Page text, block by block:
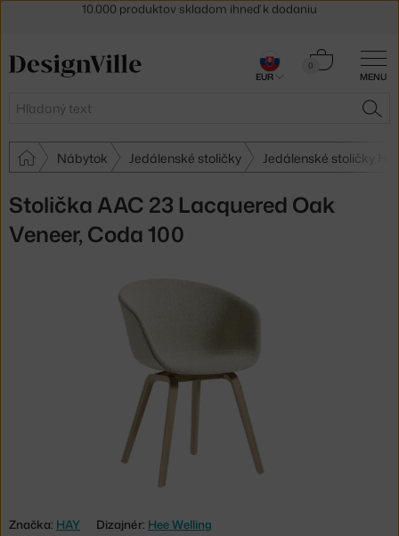
MENU
Hľadať
0
Košík
Nábytok Jedálenské stoličky Jedálenské stoličky
Stolička AAC 23 Lacquered Oak
Veneer, Coda 100
Značka: HAY Dizajnér: Hee Welling
30 dní na vrátenie tovaru
EUR